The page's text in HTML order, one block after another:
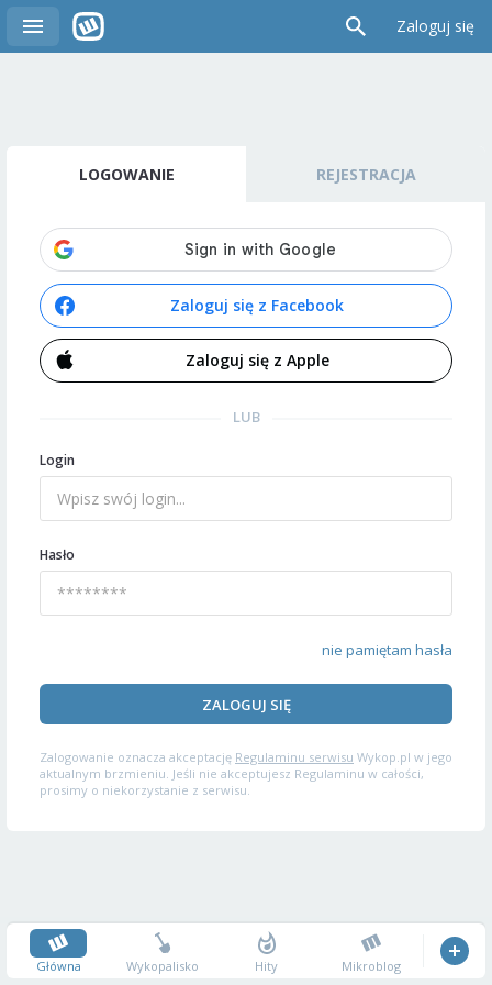
Zaloguj się
LOGOWANIE REJESTRACJA
Zaloguj się z Facebook
Zaloguj się z Apple
LUB
Login
Hasło
nie pamiętam hasła
ZALOGUJ SIĘ
Zalogowanie oznacza akceptację Regulaminu serwisu Wykop.pl w jego
aktualnym brzmieniu. Jeśli nie akceptujesz Regulaminu w całości,
prosimy o niekorzystanie z serwisu.
Główna Wykopalisko Hity Mikroblog